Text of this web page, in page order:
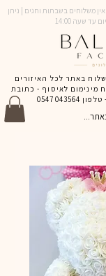
10-17 בימים א-ו | אין משלוחים בשבתות וחגים | ניתן
שעה 14:00
באתר לכל האיזורים
450 ש״ח ו200 ש״ח מינימום לאיסוף - כתובת
0547043564